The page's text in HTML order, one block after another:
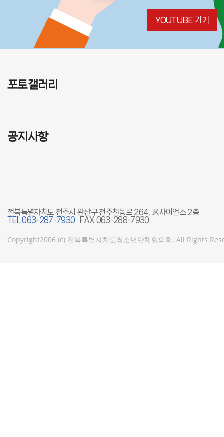
YOUTUBE 가기
포토갤러리
공지사항
전북특별자치도 전주시 완산구 전주천동로 264, JK사이언스 2층
TEL 063-287-7930
FAX 063-288-7930
Copyright2006 (c) 전북특별자치도청소년단체협의회. All Rights